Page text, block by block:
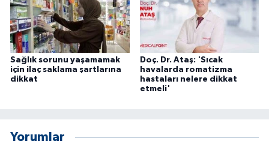
Sağlık sorunu yaşamamak
için ilaç saklama şartlarına
dikkat
Doç. Dr. Ataş: 'Sıcak
havalarda romatizma
hastaları nelere dikkat
etmeli'
Yorumlar